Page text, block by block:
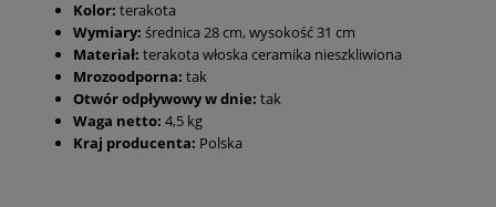
Kolor: terakota
Wymiary: średnica 28 cm, wysokość 31 cm
Materiał: terakota włoska ceramika nieszkliwiona
Mrozoodporna: tak
Otwór odpływowy w dnie: tak
Waga netto: 4,5 kg
Kraj producenta: Polska